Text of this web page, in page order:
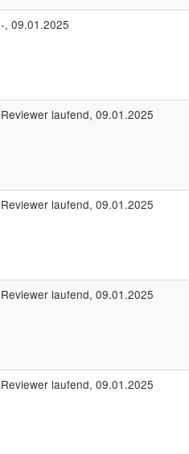
-, 09.01.2025
Reviewer laufend, 09.01.2025
Reviewer laufend, 09.01.2025
Reviewer laufend, 09.01.2025
Reviewer laufend, 09.01.2025